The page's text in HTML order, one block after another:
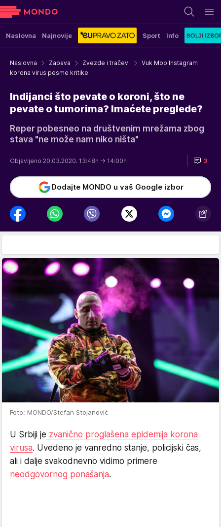
Naslovna Najnovije Sport Info
Naslovna Zabava Zvezde i tračevi
Vuk Mob Instagram
korona virus pesme kritike
Indijanci što pevate o koroni, što ne
pevate o tumorima? Imaćete preglede?
Reper pobesneo na društvenim mrežama zbog
stava "ne može nam niko ništa"
Objavljeno 20.03.2020. 13:48h → 14:00h 3
Dodajte MONDO u vaš Google izbor
Foto: MONDO/Stefan Stojanović
U Srbiji je zvanično proglašena epidemija korona
virusa. Uvedeno je vanredno stanje, policijski čas,
ali i dalje svakodnevno vidimo primere
neodgovornog ponašanja.